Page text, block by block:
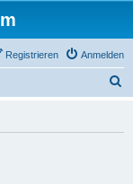
Anmelden
Registrieren